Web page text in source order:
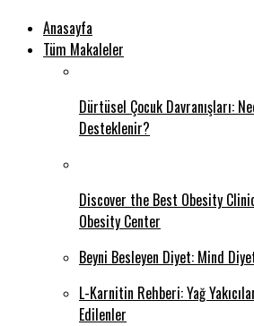
Anasayfa
Tüm Makaleler
Dürtüsel Çocuk Davranışları:
Desteklenir?
Discover the Best Obesity
Obesity Center
Beyni Besleyen Diyet: Mind
L-Karnitin Rehberi: Yağ
Edilenler